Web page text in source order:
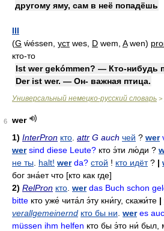
другому яму, сам в неё попадёшь
III
(G ẃéssen, устwes, D wem, Awen)
кто-то
Ist wer gekómmen? — Кто-нибудь
Der ist wer. — Он- важная птица.
Универсальный немецко-русский словарь >
6
wer
1) InterPron кто attr G auch чей ? wer
wersind diese Leute? кто э́ти лю́ди ?
не ты
halt! werda? стой ! кто идёт? |
бог зна́ет что [кто как где]
2) RelPron кто werdas Buch schon
bitte кто уже́ чита́л э́ту кни́гу, скажи́те |
verallgemeinernd кто бы ни weres
müssen ihm helfen кто бы э́то ни́ был